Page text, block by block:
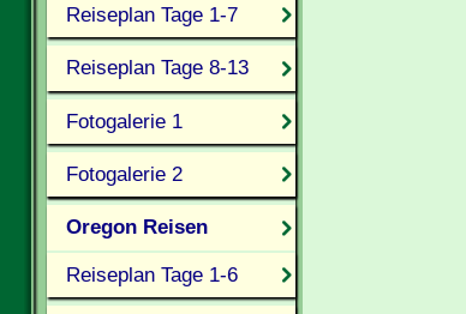
Reiseplan Tage 1-7
Reiseplan Tage 8-13
Fotogalerie 1
Fotogalerie 2
Oregon Reisen
Reiseplan Tage 1-6